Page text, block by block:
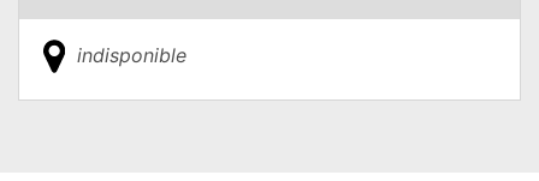
indisponible